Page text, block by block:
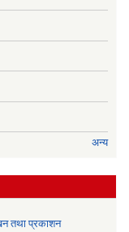
अन्य
तथा प्रकाशन